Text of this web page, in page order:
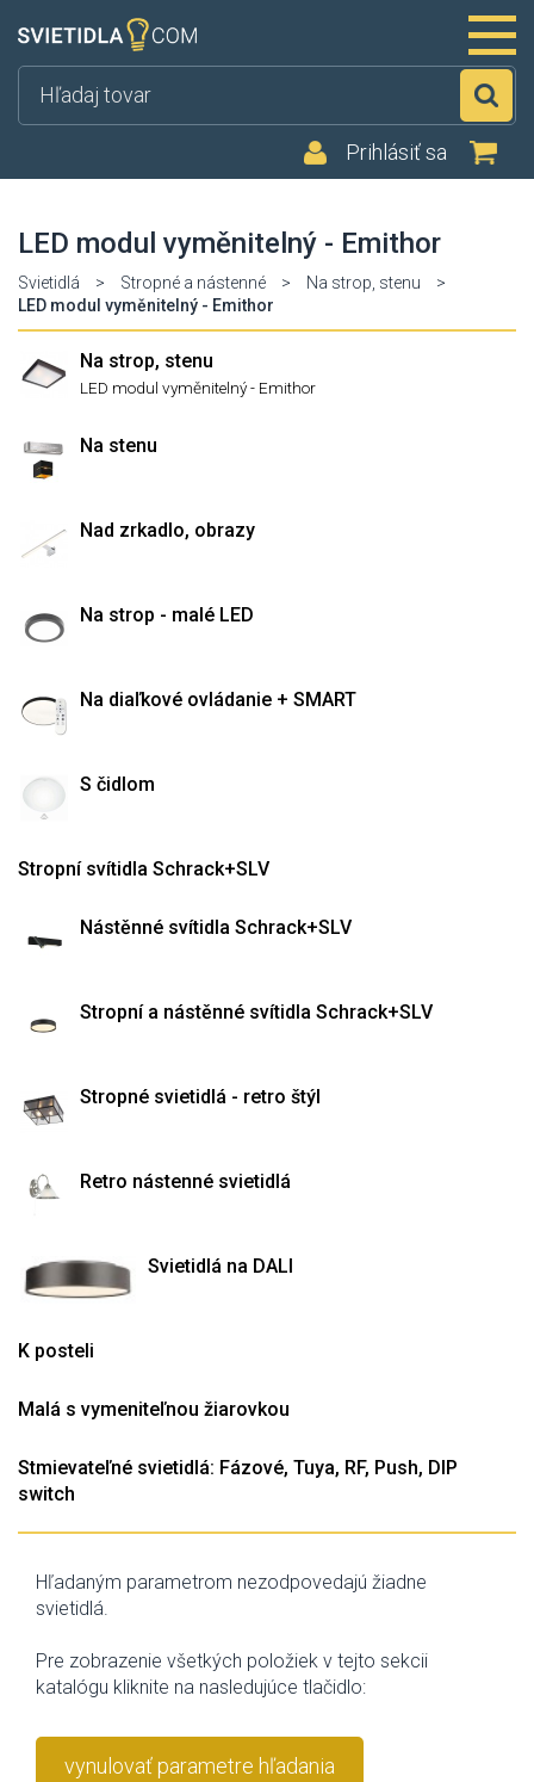
Prihlásiť sa
LED modul vyměnitelný - Emithor
Svietidlá > Stropné a nástenné > Na strop, stenu
>
LED modul vyměnitelný - Emithor
Na strop, stenu
LED modul vyměnitelný - Emithor
Na stenu
Nad zrkadlo, obrazy
Na strop - malé LED
Na diaľkové ovládanie + SMART
S čidlom
Stropní svítidla Schrack+SLV
Nástěnné svítidla Schrack+SLV
Stropní a nástěnné svítidla Schrack+SLV
Stropné svietidlá - retro štýl
Retro nástenné svietidlá
Svietidlá na DALI
K posteli
Malá s vymeniteľnou žiarovkou
Stmievateľné svietidlá: Fázové, Tuya, RF, Push, DIP
switch
Hľadaným parametrom nezodpovedajú žiadne
svietidlá.
Pre zobrazenie všetkých položiek v tejto sekcii
katalógu kliknite na nasledujúce tlačidlo:
vynulovať parametre hľadania